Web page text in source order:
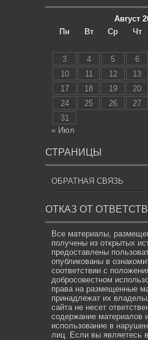
Август
Пн
Вт Ср Чт
3
4 5 6
10
11 12 13
17
18 19 20
24
25 26 27
31
« Июл
СТРАНИЦЫ
ОБРАТНАЯ СВЯЗЬ
ОТКАЗ ОТ
Все материалы,
получены из открытых
предоставлены
опубликованы в
соответствии с
добросовестном
права на размещенные
принадлежат их
сайта не несет
содержание материалов
использование в
лиц. Если вы являетесь